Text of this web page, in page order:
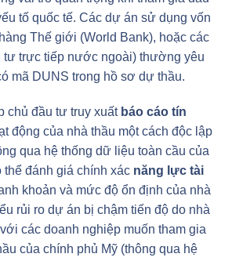
tố quốc tế. Các dự án sử dụng vốn
Thế giới (World Bank), hoặc các
tư trực tiếp nước ngoài) thường yêu
mã DUNS trong hồ sơ dự thầu.
chủ đầu tư truy xuất báo cáo tín
động của nhà thầu một cách độc lập
qua hệ thống dữ liệu toàn cầu của
thể đánh giá chính xác năng lực tài
khoản và mức độ ổn định của nhà
rủi ro dự án bị chậm tiến độ do nhà
các doanh nghiệp muốn tham gia
của chính phủ Mỹ (thông qua hệ